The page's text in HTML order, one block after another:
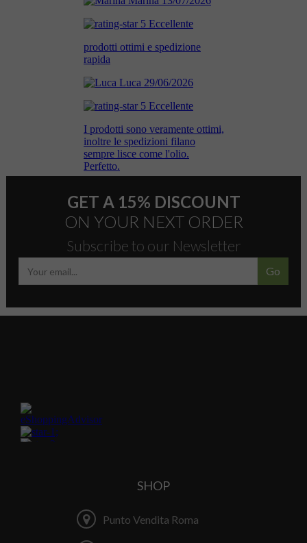
GET A 15% DISCOUNT
ON YOUR NEXT ORDER
Subscribe to our Newsletter
Go
SHOP
Punto Vendita Roma